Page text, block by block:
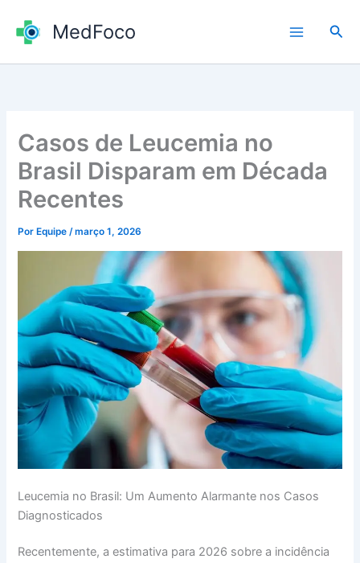
para
conteúdo
MedFoco
Casos de Leucemia no
Brasil Disparam em Década
Recentes
Por Equipe/março 1, 2026
Leucemia no Brasil: Um Aumento Alarmante nos Casos
Diagnosticados
Recentemente, a estimativa para 2026 sobre a incidência